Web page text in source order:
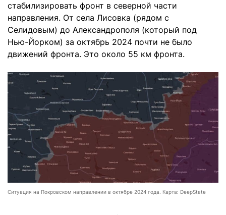
стабилизировать фронт в северной части
направления. От села Лисовка (рядом с
Селидовым) до Александрополя (который под
Нью-Йорком) за октябрь 2024 почти не было
движений фронта. Это около 55 км фронта.
Ситуация на Покровском направлении в октябре 2024 года. Карта: DeepState